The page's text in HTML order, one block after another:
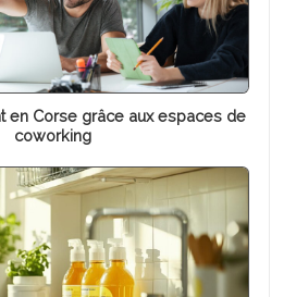
en Corse grâce aux espaces de
coworking